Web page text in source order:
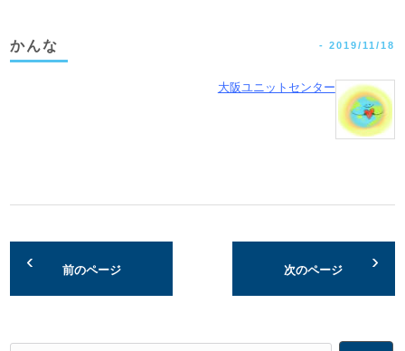
かんな - 2019/11/18
大阪ユニットセンター
前のページ 次のページ